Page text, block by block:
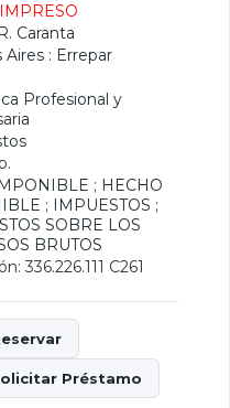
Caranta
Aires : Errepar
Profesional y
; HECHO
; IMPUESTOS ;
SOBRE LOS
BRUTOS
336.226.111 C261